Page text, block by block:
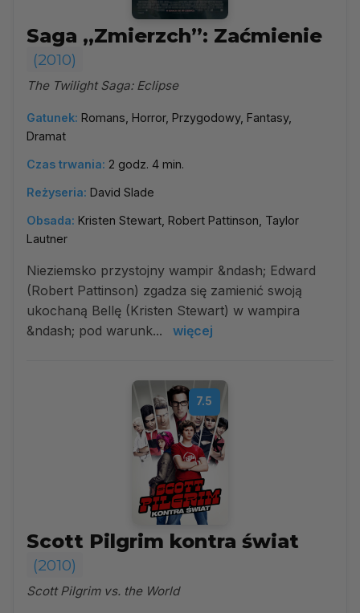
Saga „Zmierzch”: Zaćmienie
(2010)
The Twilight Saga: Eclipse
Gatunek: Romans, Horror, Przygodowy, Fantasy,
Dramat
Czas trwania: 2 godz. 4 min.
Reżyseria: David Slade
Obsada: Kristen Stewart, Robert Pattinson, Taylor
Lautner
Nieziemsko przystojny wampir &ndash; Edward
(Robert Pattinson) zgadza się zamienić swoją
ukochaną Bellę (Kristen Stewart) w wampira
&ndash; pod warunk...
więcej
7.5
Scott Pilgrim kontra świat
(2010)
Scott Pilgrim vs. the World